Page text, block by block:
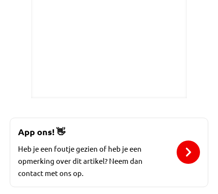
App ons!👋
Heb je een foutje gezien of heb je een
opmerking over dit artikel? Neem dan
contact met ons op.